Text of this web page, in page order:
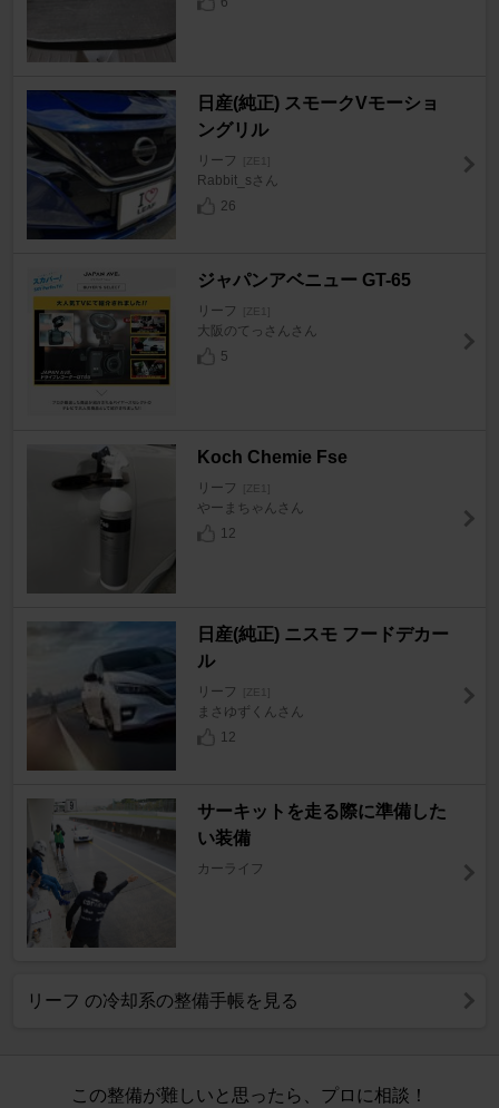
日産(純正) スモークVモーショ
ングリル
リーフ [ZE1]
Rabbit_sさん
26
ジャパンアベニュー GT-65
リーフ [ZE1]
大阪のてっさんさん
5
Koch Chemie Fse
リーフ [ZE1]
やーまちゃんさん
12
日産(純正) ニスモ フードデカー
ル
リーフ [ZE1]
まさゆずくんさん
12
サーキットを走る際に準備した
い装備
カーライフ
リーフ の冷却系の整備手帳を見る
この整備が難しいと思ったら、プロに相談！